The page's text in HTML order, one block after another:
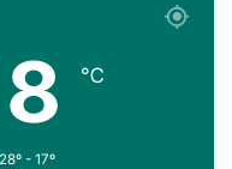
℃
28º - 17º